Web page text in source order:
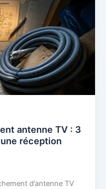
antenne TV : 3
réception
d’antenne TV